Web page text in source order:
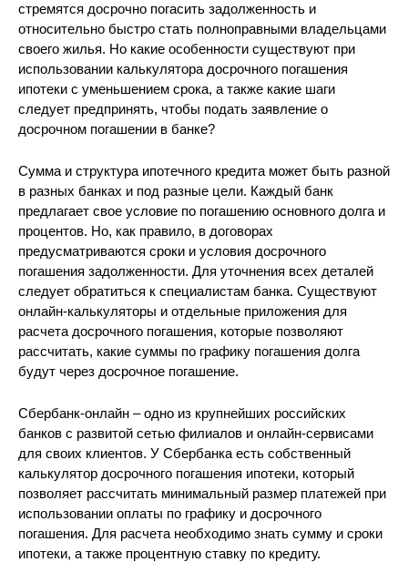
стремятся досрочно погасить задолженность и
относительно быстро стать полноправными владельцами
своего жилья. Но какие особенности существуют при
использовании калькулятора досрочного погашения
ипотеки с уменьшением срока, а также какие шаги
следует предпринять, чтобы подать заявление о
досрочном погашении в банке?
Сумма и структура ипотечного кредита может быть разной
в разных банках и под разные цели. Каждый банк
предлагает свое условие по погашению основного долга и
процентов. Но, как правило, в договорах
предусматриваются сроки и условия досрочного
погашения задолженности. Для уточнения всех деталей
следует обратиться к специалистам банка. Существуют
онлайн-калькуляторы и отдельные приложения для
расчета досрочного погашения, которые позволяют
рассчитать, какие суммы по графику погашения долга
будут через досрочное погашение.
Сбербанк-онлайн – одно из крупнейших российских
банков с развитой сетью филиалов и онлайн-сервисами
для своих клиентов. У Сбербанка есть собственный
калькулятор досрочного погашения ипотеки, который
позволяет рассчитать минимальный размер платежей при
использовании оплаты по графику и досрочного
погашения. Для расчета необходимо знать сумму и сроки
ипотеки, а также процентную ставку по кредиту.